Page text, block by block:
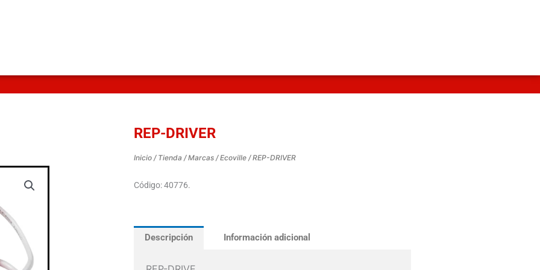
REP-DRIVER
Inicio / Tienda /Marcas /Ecoville / REP-DRIVER
Código: 40776.
Descripción Información adicional